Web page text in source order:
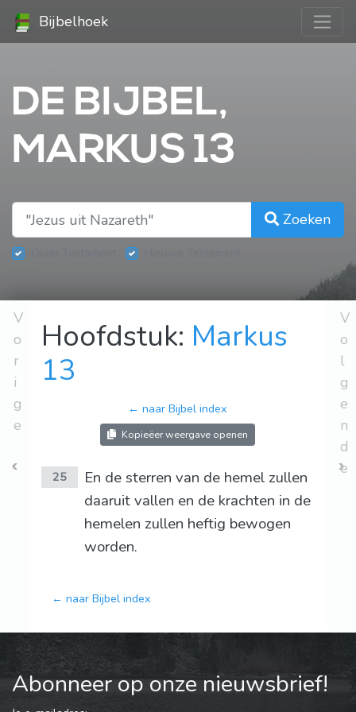
Bijbelhoek
DE BIJBEL,
MARKUS 13
Zoeken
V
o
r
i
g
e
Hoofdstuk: Markus
13
← naar Bijbel index
Kopieëer weergave openen
25
En de sterren van de hemel zullen
daaruit vallen en de krachten in de
hemelen zullen heftig bewogen
worden.
← naar Bijbel index
V
o
l
g
e
n
d
e
Abonneer op onze nieuwsbrief!